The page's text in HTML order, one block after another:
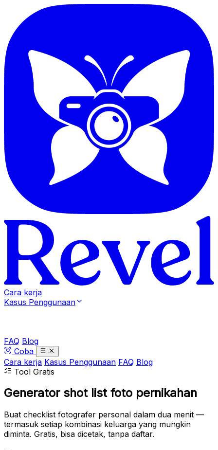
Cara kerja
Kasus Penggunaan
FAQ Blog
Coba
Cara kerja Kasus Penggunaan FAQ Blog
Tool Gratis
Generator shot list foto pernikahan
Buat checklist fotografer personal dalam dua menit —
termasuk setiap kombinasi keluarga yang mungkin
diminta. Gratis, bisa dicetak, tanpa daftar.